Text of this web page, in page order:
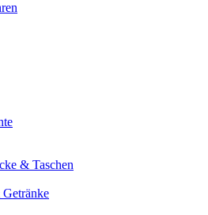
& Taschen